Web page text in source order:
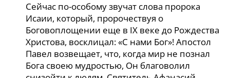
Сейчас по-особому звучат слова пророка
Исаии, который, пророчествуя о
Боговоплощении еще в IX веке до Рождества
Христова, восклицал: «С нами Бог»! Апостол
Павел возвещает, что, когда мир не познал
Бога своею мудростью, Он благоволил